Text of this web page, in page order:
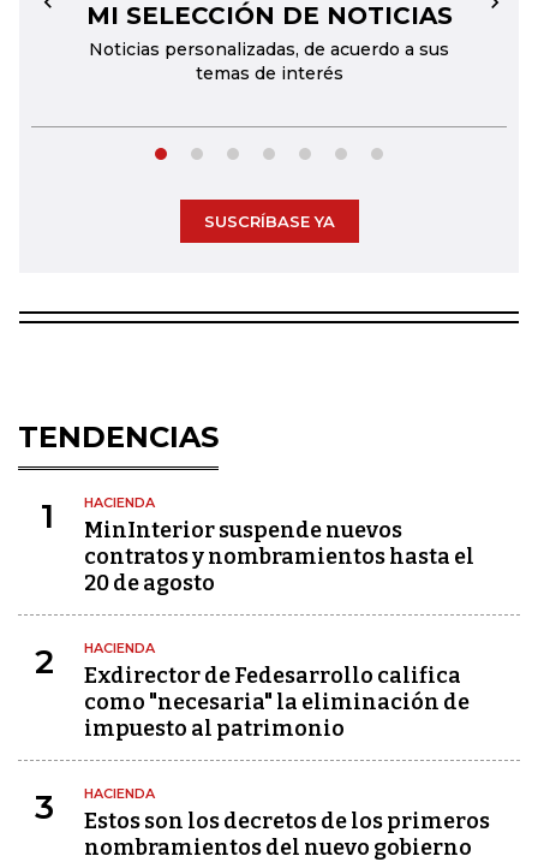
MI SELECCIÓN DE NOTICIAS
Noticias personalizadas, de acuerdo a sus
temas de interés
← →
SUSCRÍBASE YA
TENDENCIAS
1 HACIENDA
MinInterior suspende nuevos
contratos y nombramientos hasta el
20 de agosto
2 HACIENDA
Exdirector de Fedesarrollo califica
como "necesaria" la eliminación de
impuesto al patrimonio
3 HACIENDA
Estos son los decretos de los primeros
nombramientos del nuevo gobierno